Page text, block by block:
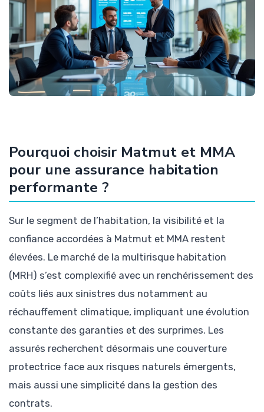
Pourquoi choisir Matmut et MMA
pour une assurance habitation
performante ?
Sur le segment de l’habitation, la visibilité et la
confiance accordées à Matmut et MMA restent
élevées. Le marché de la multirisque habitation
(MRH) s’est complexifié avec un renchérissement des
coûts liés aux sinistres dus notamment au
réchauffement climatique, impliquant une évolution
constante des garanties et des surprimes. Les
assurés recherchent désormais une couverture
protectrice face aux risques naturels émergents,
mais aussi une simplicité dans la gestion des
contrats.